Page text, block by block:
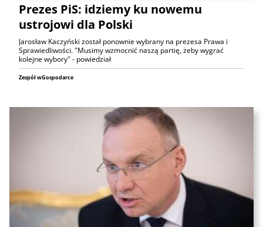
Prezes PiS: idziemy ku nowemu
ustrojowi dla Polski
Jarosław Kaczyński został ponownie wybrany na prezesa Prawa i
Sprawiedliwości. "Musimy wzmocnić naszą partię, żeby wygrać
kolejne wybory" - powiedział
Zespół wGospodarce